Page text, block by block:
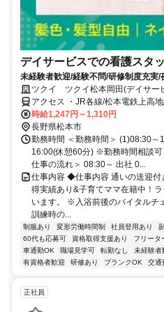
デイサービスでの看護スタ
未経験者歓迎/経験不問/研修制度充実/
看護スタッフ求人】
ツクイ ツクイ松本岡田(デイサー
アクセス ・JR各線/松本電鉄上高
時給1,247円～1,310円
長野県松本市
勤務時間 ＜勤務時間＞ (1)08:30～
16:00(休憩60分) ※勤務時間相談
仕事の流れ＞ 08:30～ 出社 0...
仕事内容 ◆仕事内容 通いの送迎付
得実績あり&子育てママ在籍中！
います。 ※入浴前後のバイタルチ
訓練時の...
制服あり 変形労働時間制 社員登用あり
60代も応募可
資格取得支援あり フリータ
車通勤OK
職場見学可 転勤なし 未経験者
有資格者歓迎
研修あり ブランクOK 交通
正社員